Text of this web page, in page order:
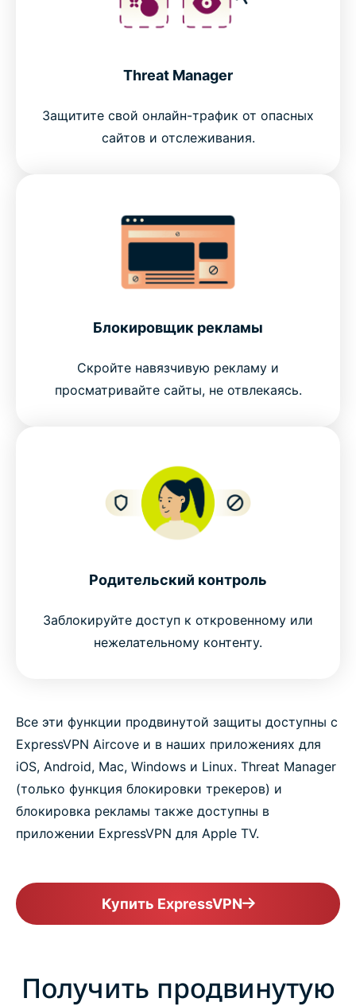
Threat Manager
Защитите свой онлайн-трафик от опасных
сайтов и отслеживания.
Блокировщик рекламы
Скройте навязчивую рекламу и
просматривайте сайты, не отвлекаясь.
Родительский контроль
Заблокируйте доступ к откровенному или
нежелательному контенту.
Все эти функции продвинутой защиты доступны с
ExpressVPN Aircove и в наших приложениях для
iOS, Android, Mac, Windows и Linux. Threat Manager
(только функция блокировки трекеров) и
блокировка рекламы также доступны в
приложении ExpressVPN для Apple TV.
Купить ExpressVPN
Получить продвинутую